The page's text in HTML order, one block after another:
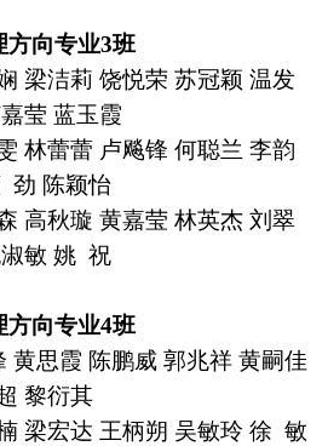
方向专业3班
梁洁莉 饶悦荣 苏冠颖 温发
莹 蓝玉霞
林蕾蕾 卢飚锋 何聪兰 李韵
劲 陈颖怡
高秋璇 黄嘉莹 林英杰 刘翠
敏 姚 祝
方向专业4班
黄思霞 陈鹏威 郭兆祥 黄嗣佳
黎衍其
梁宏达 王柄朔 吴敏玲 徐 敏